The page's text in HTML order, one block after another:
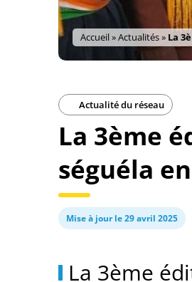
Accueil»Actualités» La
Actualité du réseau
La 3ème
séguéla
Mise à jour le 29 avril 2025
La 3ème